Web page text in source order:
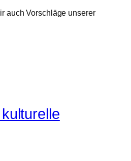
auch Vorschläge unserer